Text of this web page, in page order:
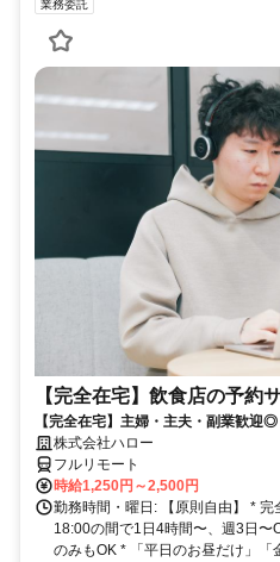
業務委託
【完全在宅】飲食店の予約
【完全在宅】主婦・主夫・副業歓迎
株式会社ハロー
フルリモート
時給1,250円～2,500円
勤務時間・曜日: 【原則自由】 *
18:00の間で1日4時間〜、週3日
のみもOK * 「平日のお昼だけ」「